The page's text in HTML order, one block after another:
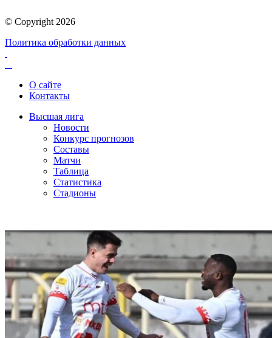
© Copyright 2026
Политика обработки данных
О сайте
Контакты
Высшая лига
Новости
Конкурс прогнозов
Составы
Матчи
Таблица
Статистика
Стадионы